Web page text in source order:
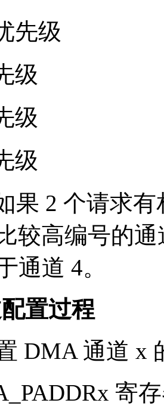
先级
级
级
级
果 2 个请求
较高编号的
通道 4。
置过程
DMA 通道 x
寄